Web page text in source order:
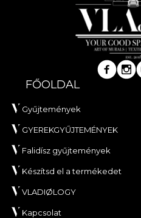
FŐOLDAL
Gyűjtemények
GYEREKGYŰJTEMÉNYEK
Falidísz gyűjtemények
Készítsd el a termékedet
VLADIØLOGY
Kapcsolat